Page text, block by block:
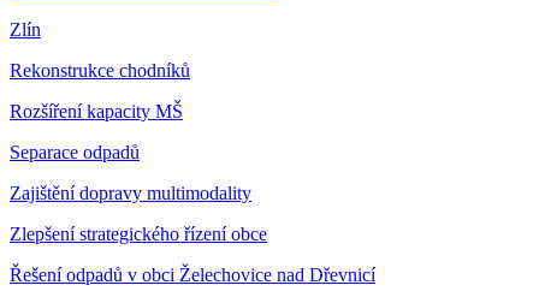
Zlín
Rekonstrukce chodníků
Rozšíření kapacity MŠ
Separace odpadů
Zajištění dopravy multimodality
Zlepšení strategického řízení obce
Řešení odpadů v obci Želechovice nad Dřevnicí